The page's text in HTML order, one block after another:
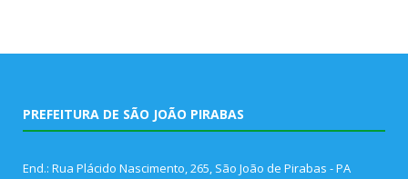
PREFEITURA DE SÃO JOÃO PIRABAS
End.: Rua Plácido Nascimento, 265, São João de Pirabas - PA